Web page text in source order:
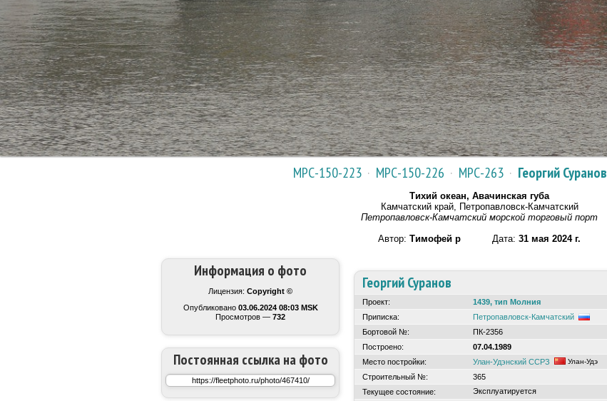
МРС-150-223· МРС-150-226 · МРС-263· Георгий Суранов
Тихий океан, Авачинская губа
Камчатский край, Петропавловск-Камчатский
Петропавловск-Камчатский морской торговый порт
Автор: Тимофей р Дата: 31 мая 2024 г.
Информация о фото
Лицензия: Copyright ©
Опубликовано 03.06.2024 08:03 MSK
Просмотров — 732
Постоянная ссылка на фото
Георгий Суранов
Проект:
1439, тип Молния
Приписка:
Петропавловск-Камчатский
Бортовой №:
ПК-2356
Построено:
07.04.1989
Место постройки:
Улан-Удэнский ССРЗ Улан-Удэ
Строительный №:
365
Текущее состояние:
Эксплуатируется